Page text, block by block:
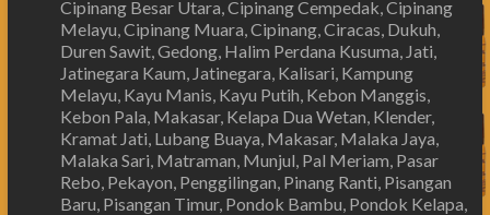
Cipinang Besar Utara, Cipinang Cempedak, Cipinang
Melayu, Cipinang Muara, Cipinang, Ciracas, Dukuh,
Duren Sawit, Gedong, Halim Perdana Kusuma, Jati,
Jatinegara Kaum, Jatinegara, Kalisari, Kampung
Melayu, Kayu Manis, Kayu Putih, Kebon Manggis,
Kebon Pala, Makasar, Kelapa Dua Wetan, Klender,
Kramat Jati, Lubang Buaya, Makasar, Malaka Jaya,
Malaka Sari, Matraman, Munjul, Pal Meriam, Pasar
Rebo, Pekayon, Penggilingan, Pinang Ranti, Pisangan
Baru, Pisangan Timur, Pondok Bambu, Pondok Kelapa,